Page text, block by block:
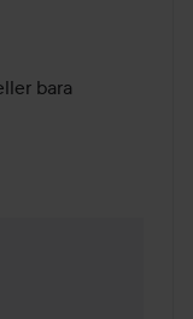
bara
lades 3 år